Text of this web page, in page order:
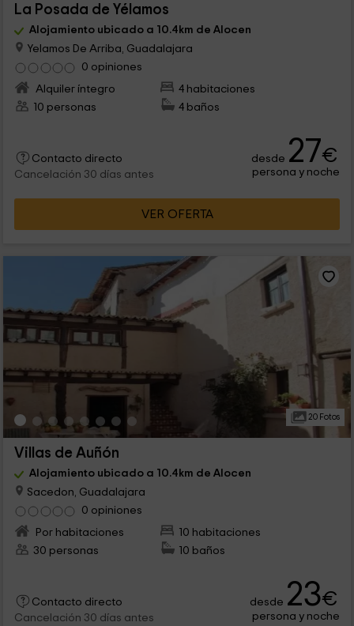
La Posada de Yélamos
Alojamiento ubicado a 10.4km de Alocen
Yelamos De Arriba, Guadalajara
0 opiniones
Alquiler íntegro
4 habitaciones
10 personas
4 baños
Contacto directo
Cancelación 30 días antes
desde 27€
persona y noche
VER OFERTA
20 Fotos
Villas de Auñón
Alojamiento ubicado a 10.4km de Alocen
Sacedon, Guadalajara
0 opiniones
Por habitaciones
10 habitaciones
30 personas
10 baños
Contacto directo
Cancelación 30 días antes
desde 23€
persona y noche